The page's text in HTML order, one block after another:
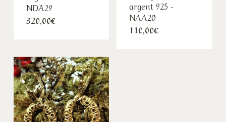
NDA29
320,00€
argent 925 -
NAA20
110,00€